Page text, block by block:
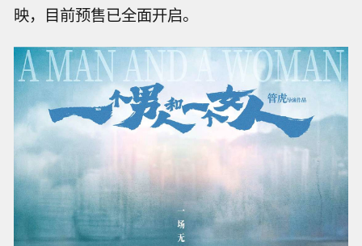
映，目前预售已全面开启。